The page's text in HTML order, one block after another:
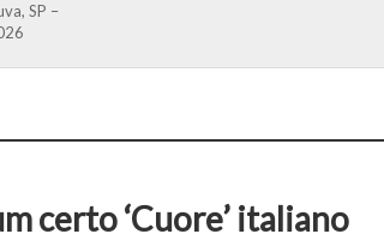
SP –
certo ‘Cuore’ italiano